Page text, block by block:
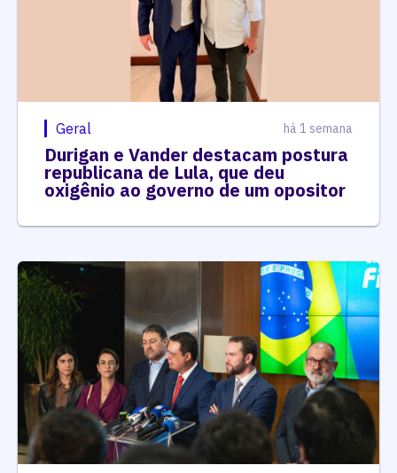
Geral há 1 semana
Durigan e Vander destacam postura
republicana de Lula, que deu
oxigênio ao governo de um opositor